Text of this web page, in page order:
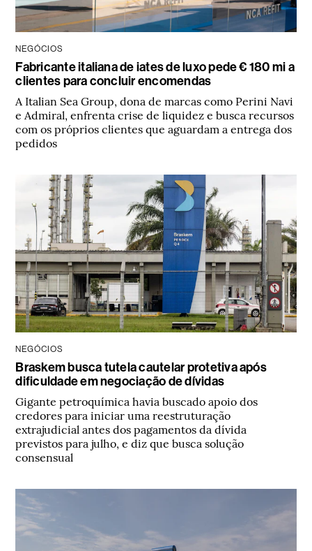
NEGÓCIOS
Fabricante italiana de iates de luxo pede € 180 mi a
clientes para concluir encomendas
A Italian Sea Group, dona de marcas como Perini Navi
e Admiral, enfrenta crise de liquidez e busca recursos
com os próprios clientes que aguardam a entrega dos
pedidos
NEGÓCIOS
Braskem busca tutela cautelar protetiva após
dificuldade em negociação de dívidas
Gigante petroquímica havia buscado apoio dos
credores para iniciar uma reestruturação
extrajudicial antes dos pagamentos da dívida
previstos para julho, e diz que busca solução
consensual